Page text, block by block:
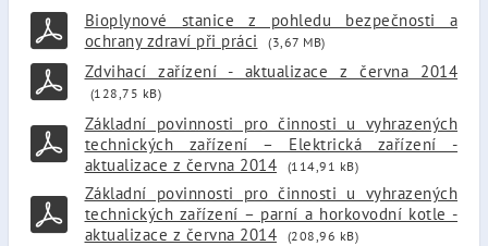
Bioplynové stanice z pohledu bezpečnosti a
ochrany zdraví při práci
(3,67 MB)
Zdvihací zařízení - aktualizace z června 2014
(128,75 kB)
Základní povinnosti pro činnosti u vyhrazených
technických zařízení – Elektrická zařízení -
aktualizace z června 2014
(114,91 kB)
Základní povinnosti pro činnosti u vyhrazených
technických zařízení – parní a horkovodní kotle -
aktualizace z června 2014
(208,96 kB)